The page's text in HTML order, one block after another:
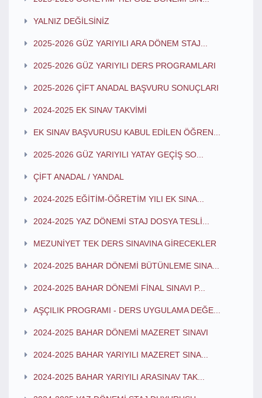
YALNIZ DEĞİLSİNİZ
2025-2026 GÜZ YARIYILI ARA DÖNEM STAJ...
2025-2026 GÜZ YARIYILI DERS PROGRAMLARI
2025-2026 ÇİFT ANADAL BAŞVURU SONUÇLARI
2024-2025 EK SINAV TAKVİMİ
EK SINAV BAŞVURUSU KABUL EDİLEN ÖĞREN...
2025-2026 GÜZ YARIYILI YATAY GEÇİŞ SO...
ÇİFT ANADAL / YANDAL
2024-2025 EĞİTİM-ÖĞRETİM YILI EK SINA...
2024-2025 YAZ DÖNEMİ STAJ DOSYA TESLİ...
MEZUNİYET TEK DERS SINAVINA GİRECEKLER
2024-2025 BAHAR DÖNEMİ BÜTÜNLEME SINA...
2024-2025 BAHAR DÖNEMİ FİNAL SINAVI P...
AŞÇILIK PROGRAMI - DERS UYGULAMA DEĞE...
2024-2025 BAHAR DÖNEMİ MAZERET SINAVI
2024-2025 BAHAR YARIYILI MAZERET SINA...
2024-2025 BAHAR YARIYILI ARASINAV TAK...